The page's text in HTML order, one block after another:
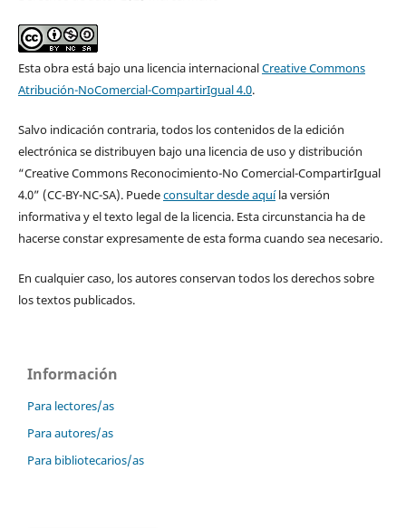
Esta obra está bajo una licencia internacionalCreative Commons
Atribución-NoComercial-CompartirIgual 4.0.
Salvo indicación contraria, todos los contenidos de la edición
electrónica se distribuyen bajo una licencia de uso y distribución
“Creative Commons Reconocimiento-No Comercial-CompartirIgual
4.0” (CC-BY-NC-SA). Puedeconsultar desde aquíla versión
informativa y el texto legal de la licencia. Esta circunstancia ha de
hacerse constar expresamente de esta forma cuando sea necesario.
En cualquier caso, los autores conservan todos los derechos sobre
los textos publicados.
Información
Para lectores/as
Para autores/as
Para bibliotecarios/as